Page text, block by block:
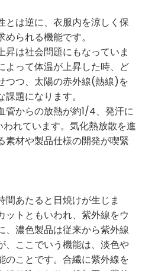
は逆に、衣服内を涼しく保
られる機能です。
は社会問題にもなっていま
よって体温が上昇した時、ど
つつ、太陽の赤外線(熱線)を
題になります。
管からの放熱が約1/4、発汗に
れています。気化熱放散を進
素材や製品仕様の開発が喫緊
あたると日焼けが生じま
ットともいわれ、紫外線をウ
、濃色製品は従来から紫外線
、ここでいう機能は、淡色や
のことです。合繊に紫外線を